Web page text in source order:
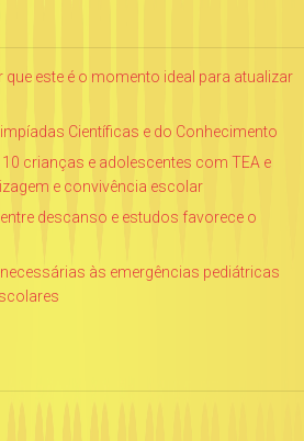
este é o momento ideal para atualizar
Científicas e do Conhecimento
crianças e adolescentes com TEA e
e convivência escolar
descanso e estudos favorece o
às emergências pediátricas